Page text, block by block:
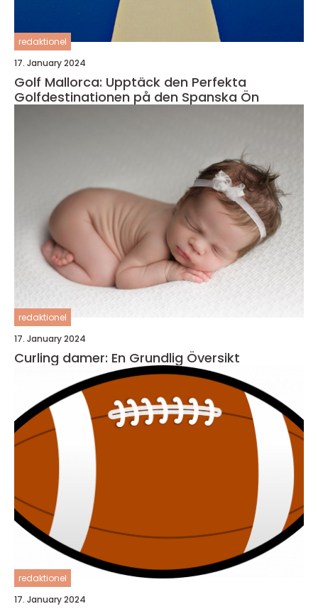
redaktionel
17. January 2024
Golf Mallorca: Upptäck den Perfekta
Golfdestinationen på den Spanska Ön
redaktionel
17. January 2024
Curling damer: En Grundlig Översikt
redaktionel
17. January 2024